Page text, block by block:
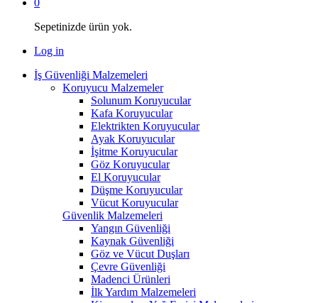
Sepetinizde ürün yok.
Log in
İş Güvenliği Malzemeleri
Koruyucu Malzemeler
Solunum Koruyucular
Kafa Koruyucular
Elektrikten Koruyucular
Ayak Koruyucular
İşitme Koruyucular
Göz Koruyucular
El Koruyucular
Düşme Koruyucular
Vücut Koruyucular
Güvenlik Malzemeleri
Yangın Güvenliği
Kaynak Güvenliği
Göz ve Vücut Duşları
Çevre Güvenliği
Madenci Ürünleri
İlk Yardım Malzemeleri